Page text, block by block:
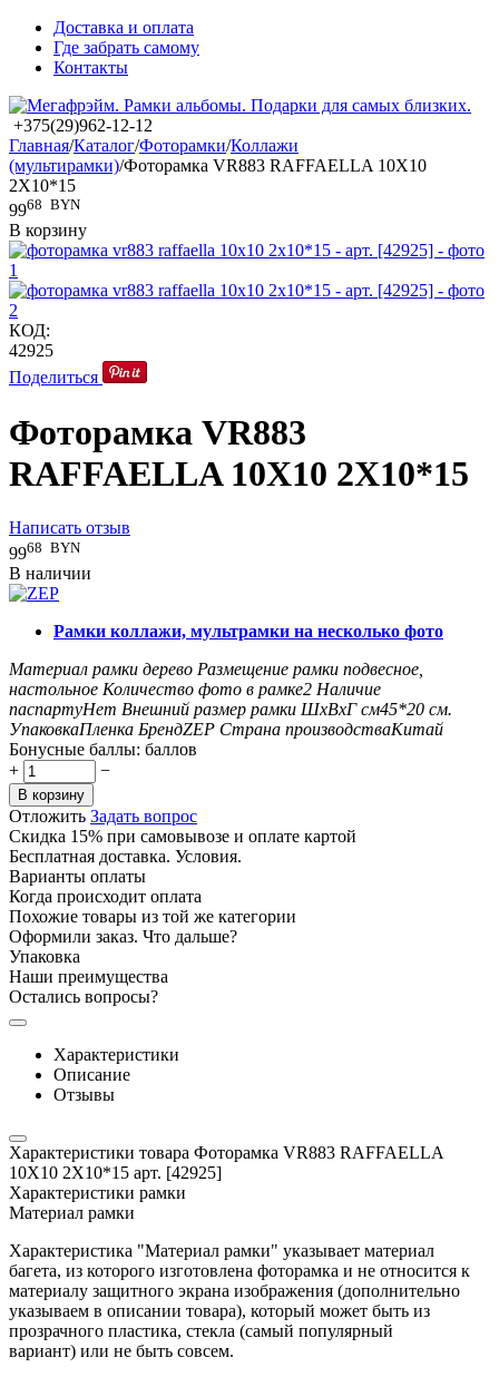
Доставка и оплата
Где забрать самому
Контакты
+375(29)962-12-12
Главная/Каталог/Фоторамки/Коллажи
(мультирамки)/Фоторамка VR883 RAFFAELLA 10X10
2X10*15
9968 BYN
В корзину
КОД:
42925
Поделиться
Фоторамка VR883
RAFFAELLA 10X10 2X10*15
Написать отзыв
9968 BYN
В наличии
Рамки коллажи, мультрамки на несколько фото
Материал рамки дерево Размещение рамки подвесное,
настольное Количество фото в рамке2 Наличие
паспартуНет Внешний размер рамки ШxВxГ см45*20 см.
УпаковкаПленка БрендZEP Страна производстваКитай
Бонусные баллы: баллов
+
−
В корзину
Отложить Задать вопрос
Скидка 15% при самовывозе и оплате картой
Бесплатная доставка. Условия.
Варианты оплаты
Когда происходит оплата
Похожие товары из той же категории
Оформили заказ. Что дальше?
Упаковка
Наши преимущества
Остались вопросы?
Характеристики
Описание
Отзывы
Характеристики товара Фоторамка VR883 RAFFAELLA
10X10 2X10*15 арт. [42925]
Характеристики рамки
Материал рамки
Характеристика "Материал рамки" указывает материал
багета, из которого изготовлена фоторамка и не относится к
материалу защитного экрана изображения (дополнительно
указываем в описании товара), который может быть из
прозрачного пластика, стекла (самый популярный
вариант) или не быть совсем.